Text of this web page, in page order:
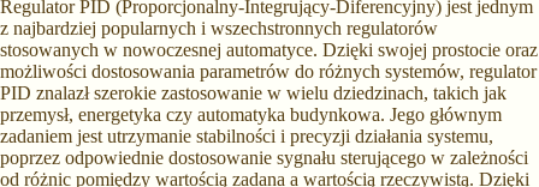
Regulator PID (Proporcjonalny-Integrujący-Diferencyjny) jest jednym
z najbardziej popularnych i wszechstronnych regulatorów
stosowanych w nowoczesnej automatyce. Dzięki swojej prostocie oraz
możliwości dostosowania parametrów do różnych systemów, regulator
PID znalazł szerokie zastosowanie w wielu dziedzinach, takich jak
przemysł, energetyka czy automatyka budynkowa. Jego głównym
zadaniem jest utrzymanie stabilności i precyzji działania systemu,
poprzez odpowiednie dostosowanie sygnału sterującego w zależności
od różnic pomiędzy wartością zadana a wartością rzeczywistą. Dzięki